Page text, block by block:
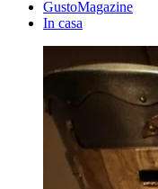
GustoMagazine
In casa